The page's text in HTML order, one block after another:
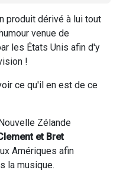
produit dérivé à lui tout
venue de
les États Unis afin d'y
!
ce qu'il en est de ce
Zélande
et Bret
Amériques afin
la musique.